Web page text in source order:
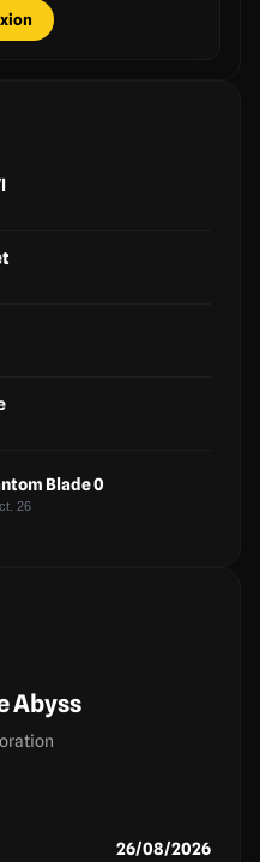
Blade 0
26
Abyss
26/08/2026